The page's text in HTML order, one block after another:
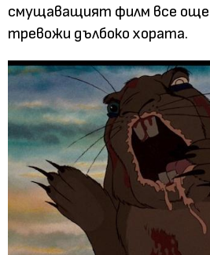
смущаващият филм все още
тревожи дълбоко хората.